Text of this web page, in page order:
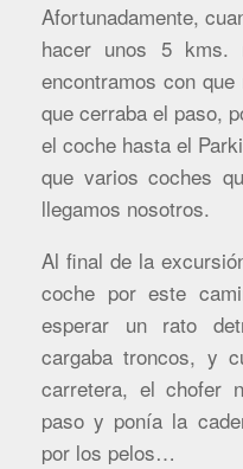
Afortunadamente,
hacer unos 5 kms.
encontramos con
que cerraba el paso,
el coche hasta el
que varios coches
llegamos nosotros.
Al final de la
coche por este
esperar un rato
cargaba troncos, y
carretera, el chofer
paso y ponía la
por los pelos…